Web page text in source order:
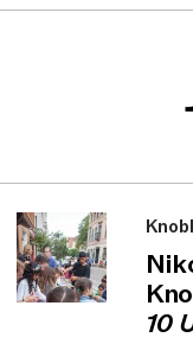
10